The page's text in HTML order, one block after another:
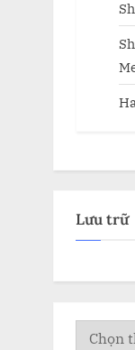
Lưu trữ
Lưu